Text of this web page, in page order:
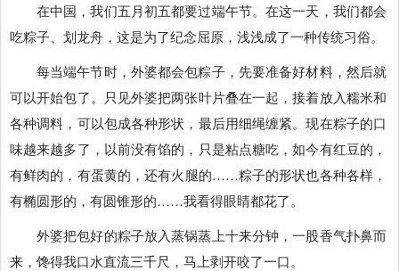
在中国，我们五月初五都要过端午节。在这一天，我们都会
吃粽子、划龙舟，这是为了纪念屈原，浅浅成了一种传统习俗。
每当端午节时，外婆都会包粽子，先要准备好材料，然后就
可以开始包了。只见外婆把两张叶片叠在一起，接着放入糯米和
各种调料，可以包成各种形状，最后用细绳缠紧。现在粽子的口
味越来越多了，以前没有馅的，只是粘点糖吃，如今有红豆的，
有鲜肉的，有蛋黄的，还有火腿的……粽子的形状也各种各样，
有椭圆形的，有圆锥形的……我看得眼睛都花了。
外婆把包好的粽子放入蒸锅蒸上十来分钟，一股香气扑鼻而
来，馋得我口水直流三千尺，马上剥开咬了一口。